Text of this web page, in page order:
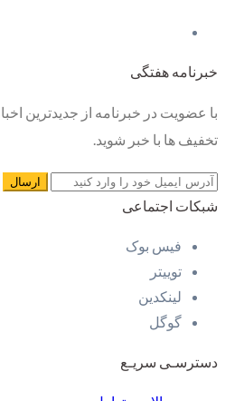
خبرنامه هفتگی
با عضویت در خبرنامه از جدیدترین
تخفیف ها با خبر شوید.
شبکات اجتماعی
فیس بوک
توییتر
لینکدین
گوگل
دسترسـی سریـع